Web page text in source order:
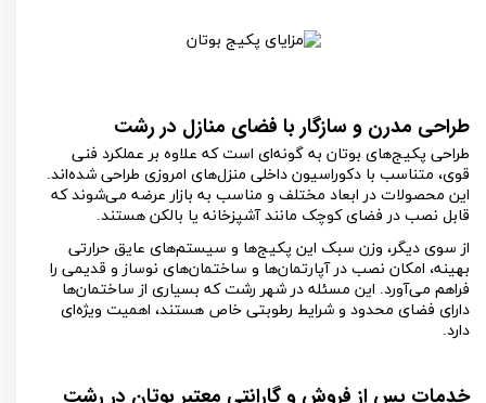
طراحی مدرن و سازگار با فضای منازل در رشت
طراحی پکیج‌های بوتان به گونه‌ای است که علاوه بر عملکرد فنی
قوی، متناسب با دکوراسیون داخلی منزل‌های امروزی طراحی شده‌اند.
این محصولات در ابعاد مختلف و مناسب به بازار عرضه می‌شوند که
قابل نصب در فضای کوچک مانند آشپزخانه یا بالکن هستند.
از سوی دیگر، وزن سبک این پکیج‌ها و سیستم‌های عایق حرارتی
بهینه، امکان نصب در آپارتمان‌ها و ساختمان‌های نوساز و قدیمی را
فراهم می‌آورد. این مسئله در شهر رشت که بسیاری از ساختمان‌ها
دارای فضای محدود و شرایط رطوبتی خاص هستند، اهمیت ویژه‌ای
دارد.
خدمات پس از فروش و گارانتی معتبر بوتان در رشت